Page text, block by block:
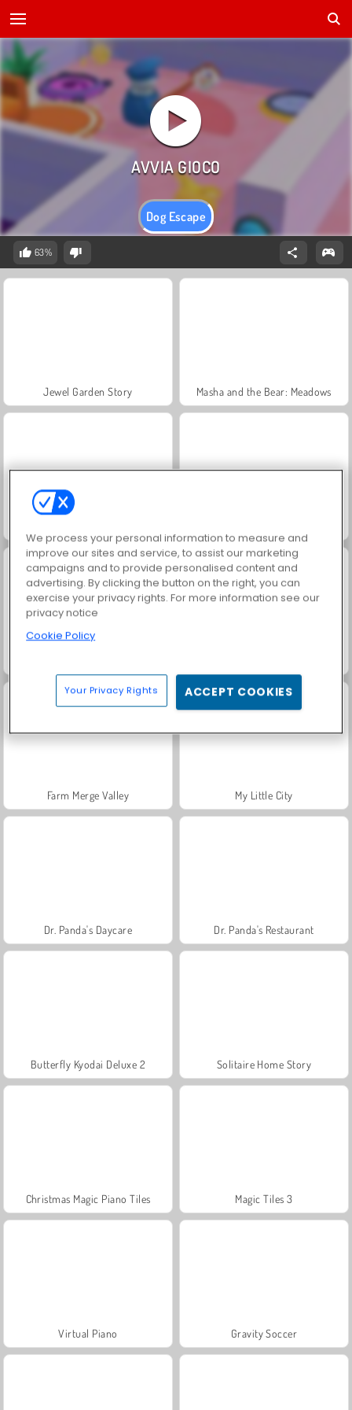
Dog Escape
63%
Jewel Garden Story Masha and the Bear: Meadows
Farm Merge Valley My Little City
Dr. Panda's Daycare Dr. Panda's Restaurant
Butterfly Kyodai Deluxe 2 Solitaire Home Story
Christmas Magic Piano Tiles Magic Tiles 3
Virtual Piano Gravity Soccer
We process your personal information to measure and
improve our sites and service, to assist our marketing
campaigns and to provide personalised content and
advertising. By clicking the button on the right, you can
exercise your privacy rights. For more information see our
privacy notice
Cookie Policy
Your Privacy Rights ACCEPT COOKIES